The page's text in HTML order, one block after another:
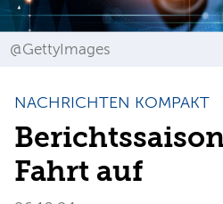
@GettyImages
NACHRICHTEN KOMPAKT
Fahrt auf